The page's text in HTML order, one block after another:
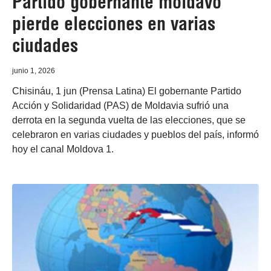
pierde elecciones en varias
ciudades
junio 1, 2026
Chisináu, 1 jun (Prensa Latina) El gobernante Partido
Acción y Solidaridad (PAS) de Moldavia sufrió una
derrota en la segunda vuelta de las elecciones, que se
celebraron en varias ciudades y pueblos del país, informó
hoy el canal Moldova 1.